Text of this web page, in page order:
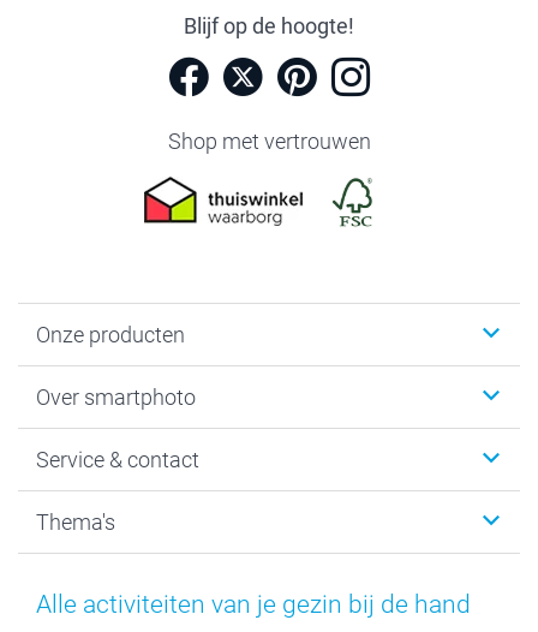
Blijf op de hoogte!
Shop met vertrouwen
Onze producten
Fotoboeken
Fotocadeaus
Kaarten
Over smartphoto
Vacatures
Bestelproces
Herroepingsrecht
Service & contact
Tevredenheidsgarantie
Mijn orderstatus
Thema's
Baby
Alle activiteiten van je gezin bij de hand